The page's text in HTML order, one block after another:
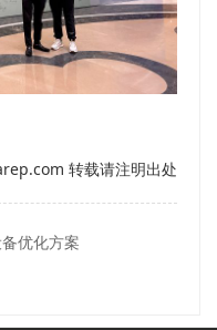
转载请注明出处
优化方案